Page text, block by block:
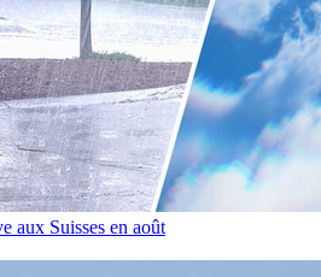
aux Suisses en août